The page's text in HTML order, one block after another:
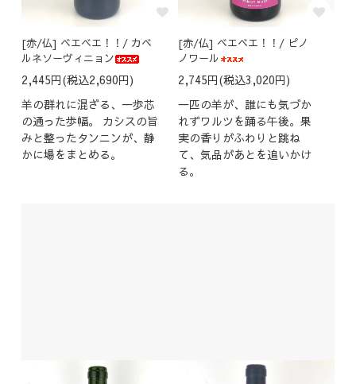
[赤/仏] ベエベエ！！/ カベ
ルネソーヴィニョン
2,445円(税込2,690円)
羊の群れに混ざる、一歩芯
の通った歩幅。 カシスの旨
みと整ったタンニンが、静
かに場をまとめる。
[赤/仏] ベエベエ！！/ ピノ
ノワール
2,745円(税込3,020円)
一匹の羊が、誰にも気づか
れずワルツを踊る午後。果
実の香りがふわりと跳ね
て、気品があとを追いかけ
る。